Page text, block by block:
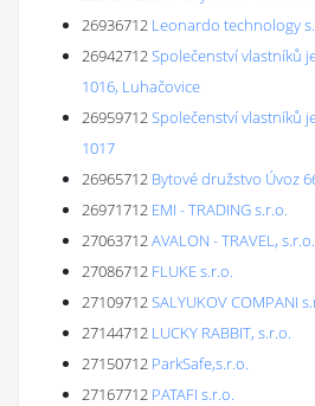
26936712 Leonardo technology
26942712Společenství vlastníků
1016, Luhačovice
26959712Společenství vlastníků
1017
26965712 Bytové družstvo Úvoz
26971712 EMI - TRADING s.r.o.
27063712AVALON - TRAVEL, s.r.o.
27086712 FLUKE s.r.o.
27109712SALYUKOV COMPANI
27144712 LUCKY RABBIT, s.r.o.
27150712 ParkSafe,s.r.o.
27167712 PATAFI s.r.o.